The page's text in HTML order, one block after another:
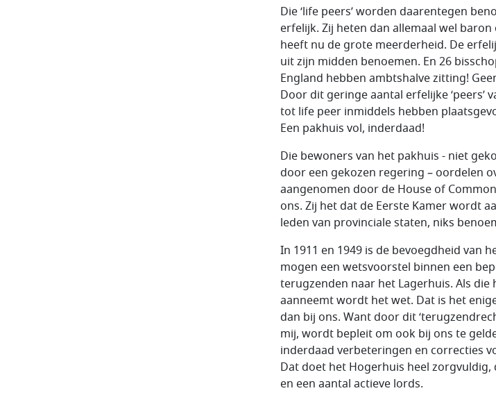
Die ‘life peers’ worden daarentegen
erfelijk. Zij heten dan allemaal wel
heeft nu de grote meerderheid. De
uit zijn midden benoemen. En 26
England hebben ambtshalve zitting!
Door dit geringe aantal erfelijke ‘peers’
tot life peer inmiddels hebben
Een pakhuis vol, inderdaad!
Die bewoners van het pakhuis - niet
door een gekozen regering – oordelen
aangenomen door de House of
ons. Zij het dat de Eerste Kamer wordt
leden van provinciale staten, niks
In 1911 en 1949 is de bevoegdheid van
mogen een wetsvoorstel binnen een
terugzenden naar het Lagerhuis. Als die
aanneemt wordt het wet. Dat is het
dan bij ons. Want door dit
mij, wordt bepleit om ook bij ons te
inderdaad verbeteringen en correcties
Dat doet het Hogerhuis heel
en een aantal actieve lords.